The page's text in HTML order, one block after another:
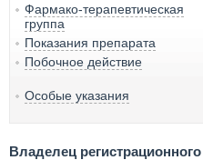
Фармако-терапевтическая
группа
Показания препарата
Побочное действие
Особые указания
Владелец